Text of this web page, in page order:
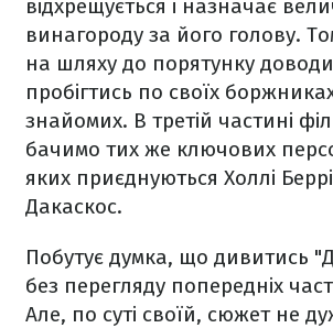
відхрещується і назначає
винагороду за його голову.
на шляху до порятунку
пробігтись по своїх
знайомих. В третій частині
бачимо тих же ключових
яких приєднуються Холлі
Дакаскос.
Побутує думка, що дивитись
без перегляду попередніх
Але, по суті своїй, сюжет не